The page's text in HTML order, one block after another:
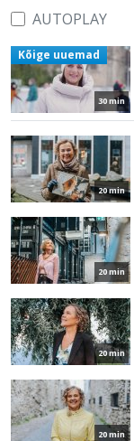
AUTOPLAY
30 min
Kõige uuemad
20 min
20 min
20 min
20 min